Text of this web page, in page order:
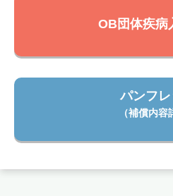
OB団体疾病
パンフレ
（補償内容